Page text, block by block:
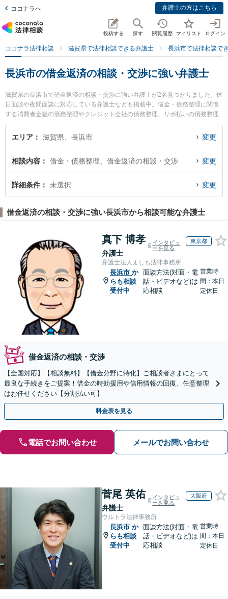
ココナラへ 弁護士の方はこちら
投稿する 探す 閲覧履歴 マイリスト ログイン
ココナラ法律相談 滋賀県で法律相談できる弁護士 長浜市で法律相談で
長浜市の借金返済の相談・交渉に強い弁護士
滋賀県の長浜市で借金返済の相談・交渉に強い弁護士が2名見つかりました。休
日面談や夜間面談に対応している弁護士なども掲載中。借金・債務整理に関係
する消費者金融の債務整理やクレジット会社の債務整理、リボ払いの債務整理
等の細かな分野での絞り込み検索もでき便利です。特に長浜アラ法律事務所の
荒木 玖鳥弁護士や弁護士法人新白河総合法律事務所 長浜事務所の湯坐 麻里子
弁護士のプロフィール情報や弁護士費用、強みなどが注目されています。『長
士に相談したい』『借金返済の相談・交渉のトラブル解決の実績豊富な近くの
弁護士を検索したい』『初回相談無料で借金返済の相談・交渉を法律相談でき
る長浜市内の弁護士に相談予約したい』などでお困りの相談者さんにおすすめ
エリア 滋賀県、長浜市 変更
相談内容 借金・債務整理、借金返済の相談・交渉 変更
詳細条件 未選択 変更
借金返済の相談・交渉に強い長浜市から相談可能な弁護士
真下 博孝
弁護士
インタビュ
ーを見る
東京都
弁護士法人ましも法律事務所
長浜市 か
らも相談
受付中
面談方法(対面・電
話・ビデオなど)は
応相談
営業時
間：本日
定休日
借金返済の相談・交渉
【全国対応】【相談無料】【借金分野に特化】ご相談者さまにとって
最良な手続きをご提案！借金の時効援用や信用情報の回復、任意整理
はお任せください【分割払い可】
料金表を見る
電話でお問い合わせ メールでお問い合わせ
菅尾 英佑
弁護士
インタビュ
ーを見る
大阪府
ウルトラ法律事務所
長浜市 か
らも相談
受付中
面談方法(対面・電
話・ビデオなど)は
応相談
営業時
間：本日
定休日